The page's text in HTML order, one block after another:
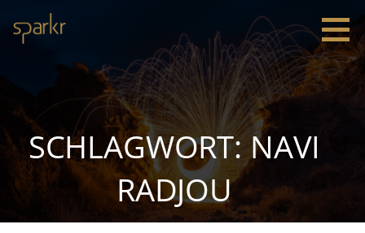
Inhalt
springen
Leadership
SCHLAGWORT: NAVI
RADJOU